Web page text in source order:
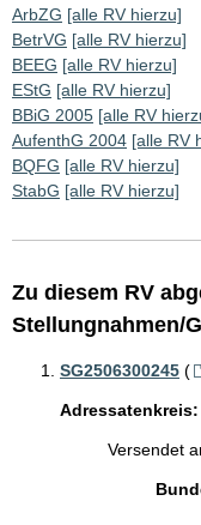
ArbZG [alle RV hierzu]
BetrVG [alle RV hierzu]
BEEG [alle RV hierzu]
EStG [alle RV hierzu]
BBiG 2005 [alle RV
AufenthG 2004 [alle RV
BQFG [alle RV hierzu]
StabG [alle RV hierzu]
Zu diesem RV
Stellungnahmen/
SG2506300245 (
Adressatenkreis:
Versendet